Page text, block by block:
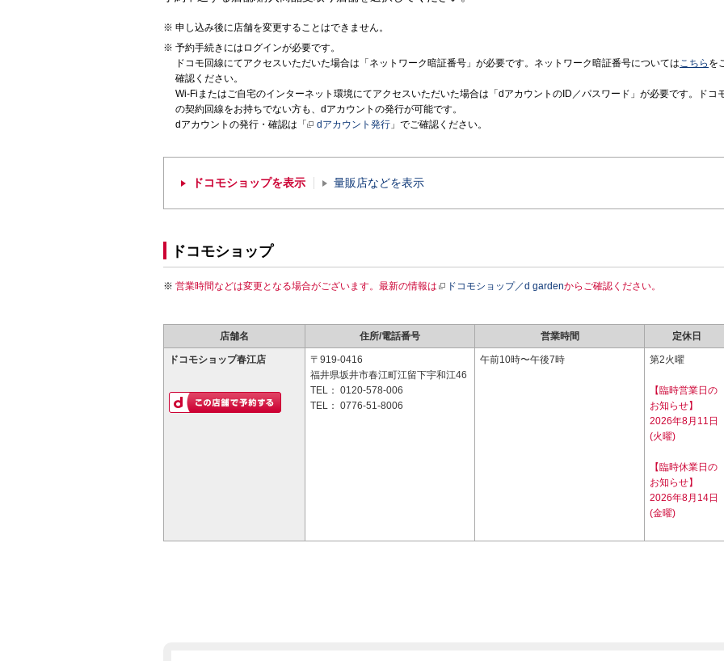
申し込み後に店舗を変更することはできません。
予約手続きにはログインが必要です。
ドコモ回線にてアクセスいただいた場合は「ネットワーク暗証番号」が必要です。ネットワーク暗証番号についてはこちら を
確認ください。
Wi-Fiまたはご自宅のインターネット環境にてアクセスいただいた場合は「dアカウントのID／パスワード」が必要です。ドコ
の契約回線をお持ちでない方も、dアカウントの発行が可能です。
dアカウントの発行・確認は「
dアカウント発行 」でご確認ください。
ドコモショップを表示 量販店などを表示
ドコモショップ
営業時間などは変更となる場合がございます。最新の情報は ドコモショップ／d gardenからご確認ください。
店舗名 住所/電話番号 営業時間 定休日
ドコモショップ春江店
〒919-0416
福井県坂井市春江町江留下宇和江46
TEL： 0120-578-006
TEL： 0776-51-8006
午前10時〜午後7時 第2火曜
【臨時営業日の
お知らせ】
2026年8月11日
(火曜)
【臨時休業日の
お知らせ】
2026年8月14日
(金曜)